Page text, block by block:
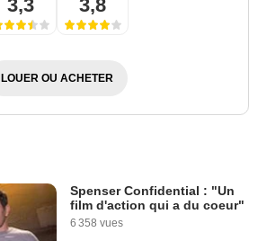
3,3 3,8
LOUER OU ACHETER
Spenser Confidential : "Un
film d'action qui a du coeur"
6 358 vues